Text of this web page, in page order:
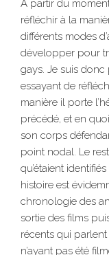
À partir du
réfléchir à la
différents modes
développer pour
gays. Je suis
essayant de
manière il porte
précédé, et en
son corps
point nodal. Le
qu’étaient
histoire est
chronologie des
sortie des films
récents qui
n’ayant pas été